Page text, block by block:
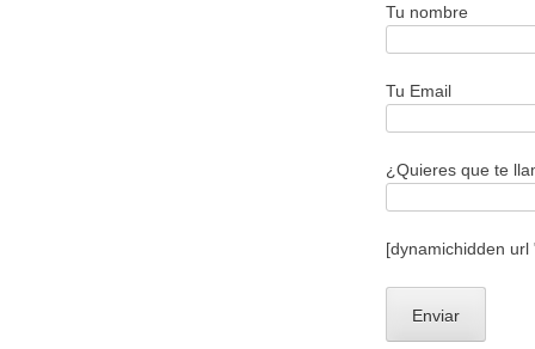
Tu nombre
Tu Email
¿Quieres que te
[dynamichidden url